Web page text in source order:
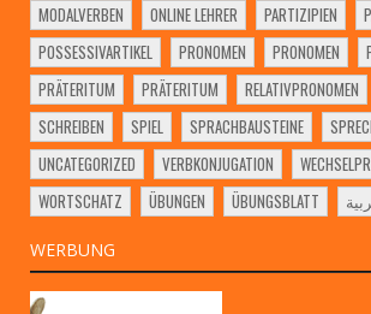
MODALVERBEN
ONLINE LEHRER PARTIZIPIEN
POSSESSIVARTIKEL
PRONOMEN PRONOMEN
PRÄTERITUM
PRÄTERITUM RELATIVPRONOMEN
SCHREIBEN
SPIEL SPRACHBAUSTEINE
UNCATEGORIZED
VERBKONJUGATION
WORTSCHATZ
ÜBUNGEN ÜBUNGSBLATT
WERBUNG